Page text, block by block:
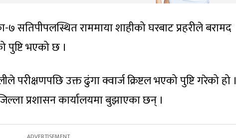
सतिपीपलस्थित राममाया शाहीको घरबाट प्रहरीले बरामद
पुष्टि भएको छ ।
परीक्षणपछि उक्त ढुंगा क्वार्ज क्रिष्टल भएको पुष्टि गरेको हो ।
प्रशासन कार्यालयमा बुझाएका छन् ।